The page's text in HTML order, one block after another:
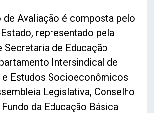
de Avaliação é composta pelo
representado pela
Secretaria de Educação
Intersindical de
Estudos Socioeconômicos
Legislativa, Conselho
da Educação Básica